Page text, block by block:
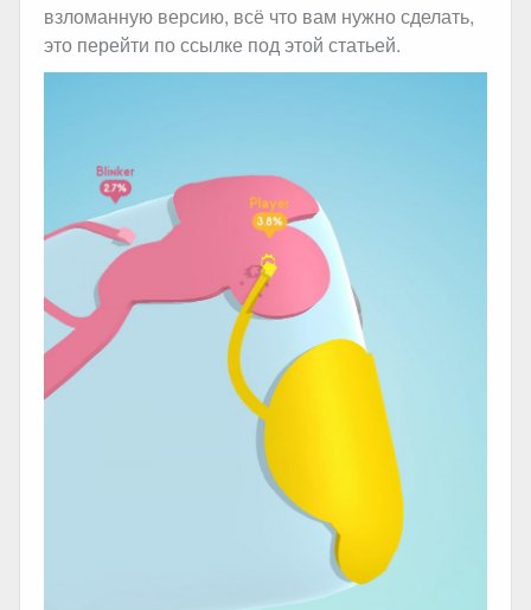
взломанную версию, всё что вам нужно сделать,
это перейти по ссылке под этой статьей.